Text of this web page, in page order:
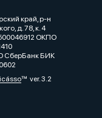
край, р-н
д. 78, к. 4
ОКПО
СберБанк БИК
ver. 3.2